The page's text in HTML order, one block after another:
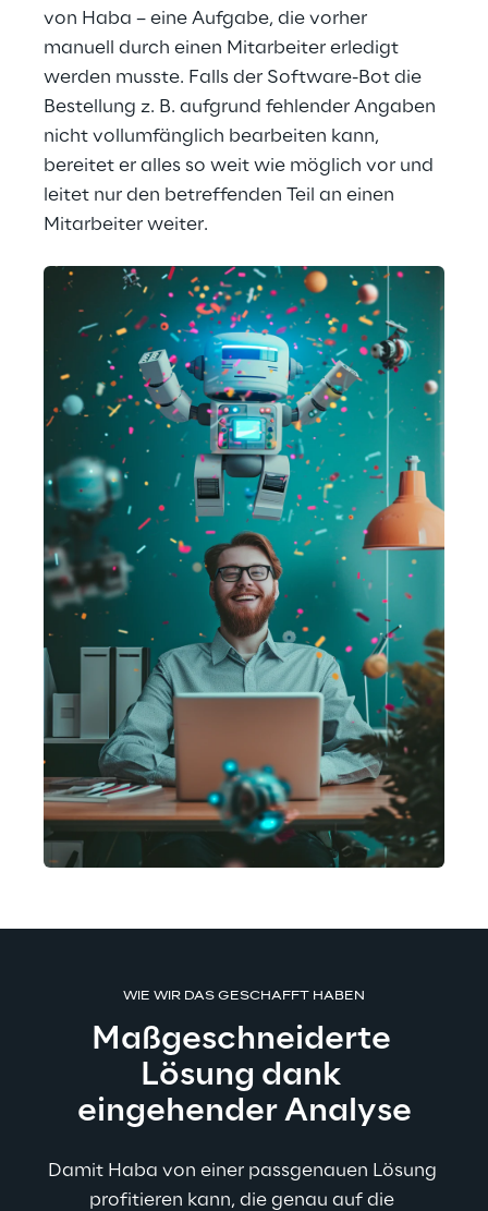
von Haba – eine Aufgabe, die vorher
manuell durch einen Mitarbeiter erledigt
werden musste. Falls der Software-Bot die
Bestellung z. B. aufgrund fehlender Angaben
nicht vollumfänglich bearbeiten kann,
bereitet er alles so weit wie möglich vor und
leitet nur den betreffenden Teil an einen
Mitarbeiter weiter.
WIE WIR DAS GESCHAFFT HABEN
Maßgeschneiderte
Lösung dank
eingehender Analyse
Damit Haba von einer passgenauen Lösung
profitieren kann, die genau auf die